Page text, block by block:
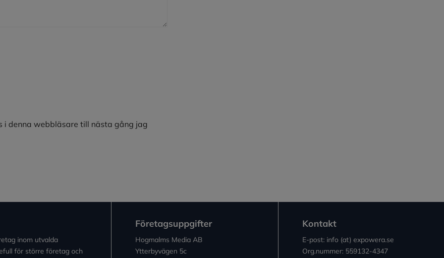
i denna webbläsare till nästa gång jag
inom utvalda
för större företag och
Företagsuppgifter
Hogmalms Media AB
Ytterbyvägen 5c
Kontakt
E-post: info (at) expowera.se
Org.nummer: 559132-4347